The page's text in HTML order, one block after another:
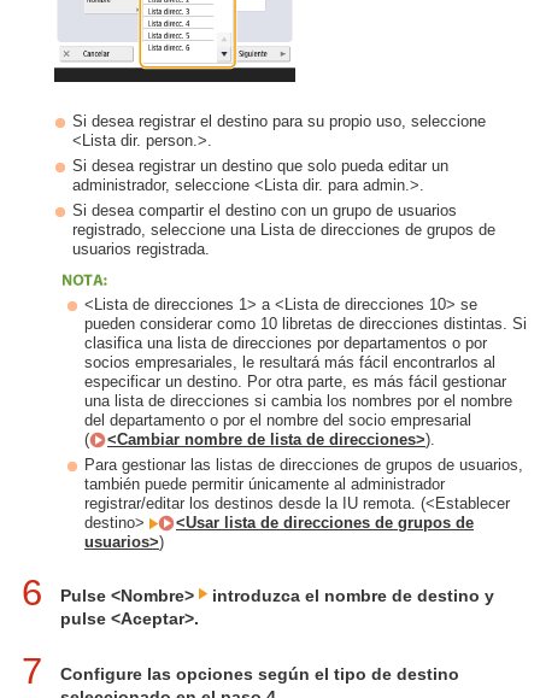
Si desea registrar el destino para su propio uso, seleccione
<Lista dir. person.>.
Si desea registrar un destino que solo pueda editar un
administrador, seleccione <Lista dir. para admin.>.
Si desea compartir el destino con un grupo de usuarios
registrado, seleccione una Lista de direcciones de grupos de
usuarios registrada.
<Lista de direcciones 1> a <Lista de direcciones 10> se
pueden considerar como 10 libretas de direcciones distintas. Si
clasifica una lista de direcciones por departamentos o por
socios empresariales, le resultará más fácil encontrarlos al
especificar un destino. Por otra parte, es más fácil gestionar
una lista de direcciones si cambia los nombres por el nombre
del departamento o por el nombre del socio empresarial
(
<Cambiar nombre de lista de direcciones>).
Para gestionar las listas de direcciones de grupos de usuarios,
también puede permitir únicamente al administrador
registrar/editar los destinos desde la IU remota. (<Establecer
destino>
<Usar lista de direcciones de grupos de
usuarios>)
6 Pulse <Nombre>
introduzca el nombre de destino y
pulse <Aceptar>.
7
Configure las opciones según el tipo de destino